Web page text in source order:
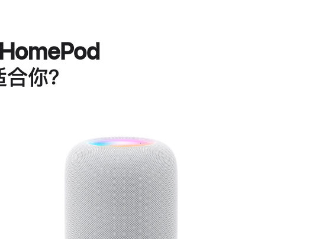
你？
进
一
步
了
解
HomePod<